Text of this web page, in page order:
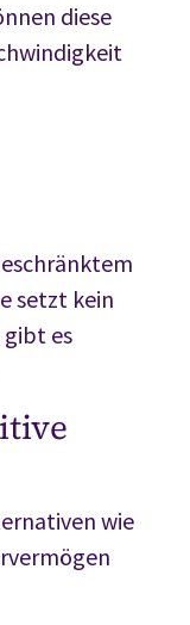
diese
setzt kein
gibt es
wie